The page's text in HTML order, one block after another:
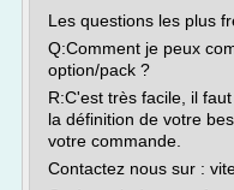
Les questions les plus
Q:Comment je peux
option/pack ?
R:C'est très facile, il
la définition de votre
votre commande.
Contactez nous sur :